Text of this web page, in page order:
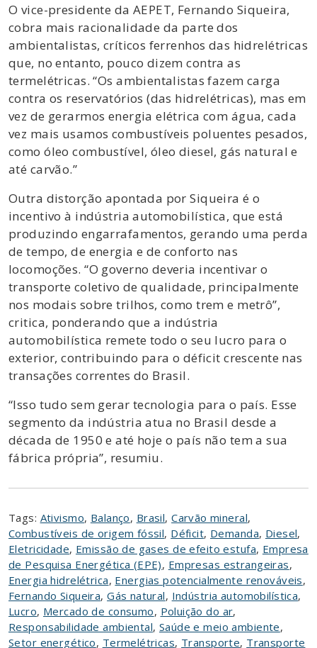
O vice-presidente da AEPET, Fernando Siqueira,
cobra mais racionalidade da parte dos
ambientalistas, críticos ferrenhos das hidrelétricas
que, no entanto, pouco dizem contra as
termelétricas. “Os ambientalistas fazem carga
contra os reservatórios (das hidrelétricas), mas em
vez de gerarmos energia elétrica com água, cada
vez mais usamos combustíveis poluentes pesados,
como óleo combustível, óleo diesel, gás natural e
até carvão.”
Outra distorção apontada por Siqueira é o
incentivo à indústria automobilística, que está
produzindo engarrafamentos, gerando uma perda
de tempo, de energia e de conforto nas
locomoções. “O governo deveria incentivar o
transporte coletivo de qualidade, principalmente
nos modais sobre trilhos, como trem e metrô”,
critica, ponderando que a indústria
automobilística remete todo o seu lucro para o
exterior, contribuindo para o déficit crescente nas
transações correntes do Brasil.
“Isso tudo sem gerar tecnologia para o país. Esse
segmento da indústria atua no Brasil desde a
década de 1950 e até hoje o país não tem a sua
fábrica própria”, resumiu.
Tags: Ativismo, Balanço, Brasil,Carvão mineral,
Combustíveis de origem fóssil, Déficit, Demanda, Diesel,
Eletricidade, Emissão de gases de efeito estufa, Empresa
de Pesquisa Energética (EPE), Empresas estrangeiras,
Energia hidrelétrica, Energias potencialmente renováveis,
Fernando Siqueira,Gás natural, Indústria automobilística,
Lucro, Mercado de consumo, Poluição do ar,
Responsabilidade ambiental, Saúde e meio ambiente,
Setor energético, Termelétricas, Transporte, Transporte